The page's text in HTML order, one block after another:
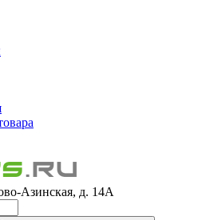
Азинская, д. 14А